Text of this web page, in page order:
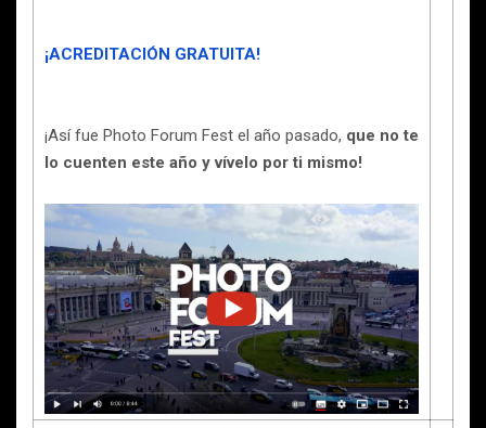
¡ACREDITACIÓN GRATUITA!
¡Así fue Photo Forum Fest el año pasado, que no te
lo cuenten este año y vívelo por ti mismo!